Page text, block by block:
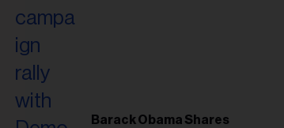
Barack Obama Shares